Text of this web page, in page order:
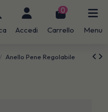
Accedi
0
Carrello Menu
Anello Pene Regolabile